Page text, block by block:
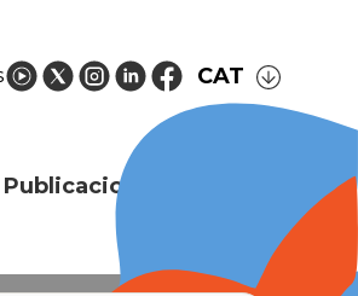
CAT
Publicacions i recursos